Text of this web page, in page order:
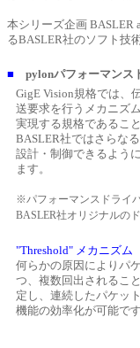
本シリーズ企画 BASLER
るBASLER社のソフト技
■
pylonパフォーマン
GigE Vision規格では、
送要求を行うメカニズ
実現する規格であるこ
BASLER社ではさらな
設計・制御できるよう
ます。
※パフォーマンスドライ
BASLER社オリジナルのド
"Threshold" メカニズム
何らかの原因によりパ
つ、複数回出されるこ
定し、連続したパケッ
機能の効率化が可能です